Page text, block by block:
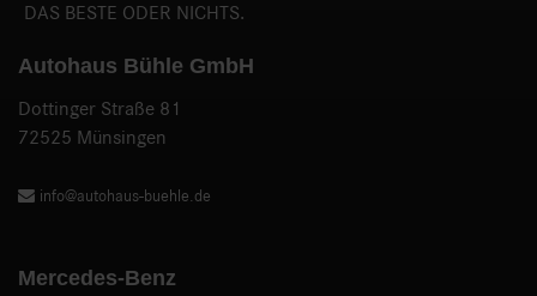
DAS BESTE ODER NICHTS.
Autohaus Bühle GmbH
Dottinger Straße 81
72525 Münsingen
info@autohaus-buehle.de
Mercedes-Benz